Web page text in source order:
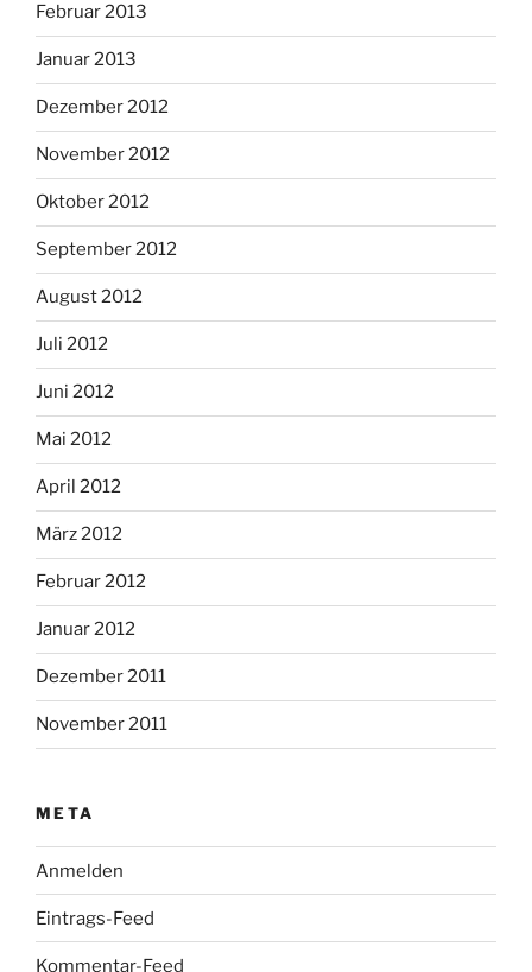
Februar 2013
Januar 2013
Dezember 2012
November 2012
Oktober 2012
September 2012
August 2012
Juli 2012
Juni 2012
Mai 2012
April 2012
März 2012
Februar 2012
Januar 2012
Dezember 2011
November 2011
META
Anmelden
Eintrags-Feed
Kommentar-Feed